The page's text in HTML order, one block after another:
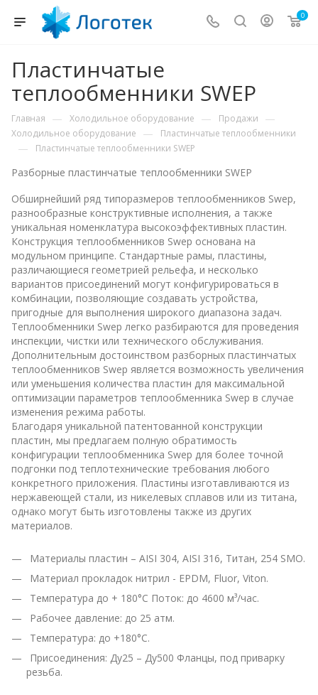
0
Пластинчатые
теплообменники SWEP
Главная — Холодильное оборудование — Продажи —
Холодильное оборудование — Пластинчатые теплообменники
— Пластинчатые теплообменники SWEP
Разборные пластинчатые теплообменники SWEP
Обширнейший ряд типоразмеров теплообменников Swep,
разнообразные конструктивные исполнения, а также
уникальная номенклатура высокоэффективных пластин.
Конструкция теплообменников Swep основана на
модульном принципе. Стандартные рамы, пластины,
различающиеся геометрией рельефа, и несколько
вариантов присоединений могут конфигурироваться в
комбинации, позволяющие создавать устройства,
пригодные для выполнения широкого диапазона задач.
Теплообменники Swep легко разбираются для проведения
инспекции, чистки или технического обслуживания.
Дополнительным достоинством разборных пластинчатых
теплообменников Swep является возможность увеличения
или уменьшения количества пластин для максимальной
оптимизации параметров теплообменника Swep в случае
изменения режима работы.
Благодаря уникальной патентованной конструкции
пластин, мы предлагаем полную обратимость
конфигурации теплообменника Swep для более точной
подгонки под теплотехнические требования любого
конкретного приложения. Пластины изготавливаются из
нержавеющей стали, из никелевых сплавов или из титана,
однако могут быть изготовлены также из других
материалов.
Материалы пластин – AISI 304, AISI 316, Титан, 254 SMO.
Материал прокладок нитрил - EPDM, Fluor, Viton.
Температура до + 180°С Поток: до 4600 м³/час.
Рабочее давление: до 25 атм.
Температура: до +180°С.
Присоединения: Ду25 – Ду500 Фланцы, под приварку
резьба.